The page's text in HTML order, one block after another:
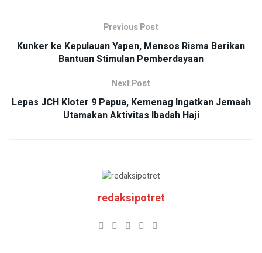
Previous Post
Kunker ke Kepulauan Yapen, Mensos Risma Berikan
Bantuan Stimulan Pemberdayaan
Next Post
Lepas JCH Kloter 9 Papua, Kemenag Ingatkan Jemaah
Utamakan Aktivitas Ibadah Haji
redaksipotret